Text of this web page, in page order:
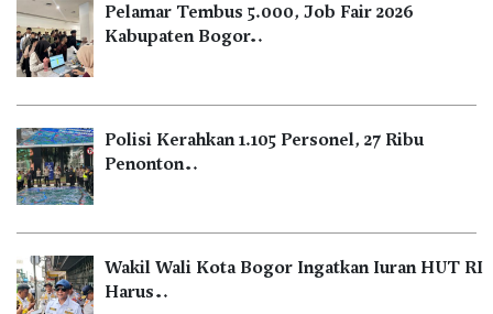
Pelamar Tembus 5.000, Job Fair 2026
Kabupaten Bogor…
Polisi Kerahkan 1.105 Personel, 27 Ribu
Penonton…
Wakil Wali Kota Bogor Ingatkan Iuran HUT RI
Harus…